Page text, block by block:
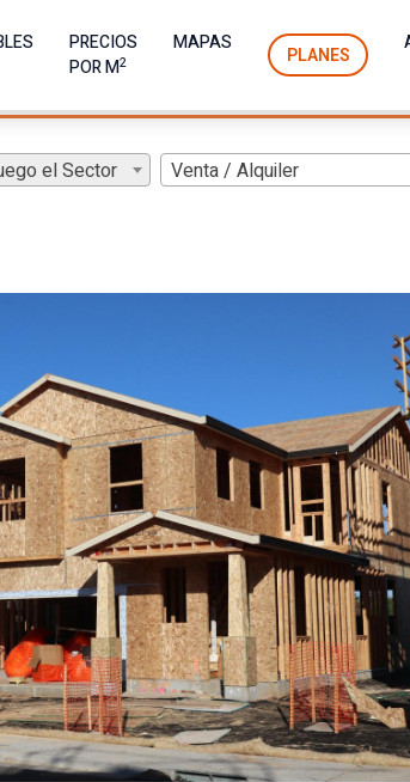
PRECIOS
POR M2
MAPAS PLANES
el Sector Venta / Alquiler